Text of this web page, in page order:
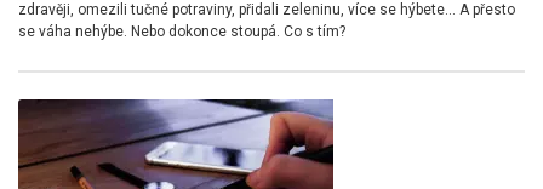
zdravěji, omezili tučné potraviny, přidali zeleninu, více se hýbete… A přesto
se váha nehýbe. Nebo dokonce stoupá. Co s tím?